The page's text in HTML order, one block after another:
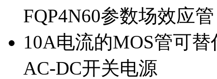
FQP4N60参数场效应
10A电流的MOS管可
AC-DC开关电源